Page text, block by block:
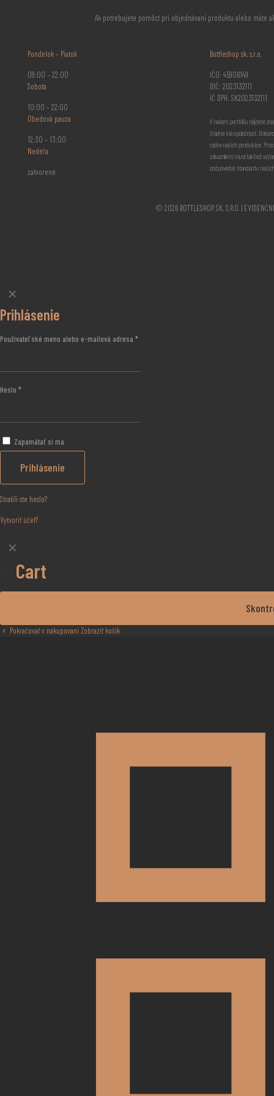
Ak potrebujete pomôcť pri objednávaní produktu alebo máte
Pondelok – Piatok
09:00 – 22:00
Sobota
10:00 – 22:00
Obedová pauza
12:30 – 13:00
Nedeľa
zatvorené
Bottleshop sk, s.r.o.
IČO: 45906149
DIČ: 2023132111
IČ DPH: SK2023132111
V našom portfóliu nájdete
žiadna iná spoločnosť.
radov našich produktov.
zákazníkmi musí taktiež
zodpovedať štandardu
© 2026 BOTTLESHOP SK, S.R.O. |
✕
Prihlásenie
Používateľské meno alebo e-mailová adresa *
Heslo *
Zapamätať si ma
Prihlásenie
Stratili ste heslo?
Vytvoriť účet?
✕
Cart
Pokračovať v nakupovaníZobraziť košík